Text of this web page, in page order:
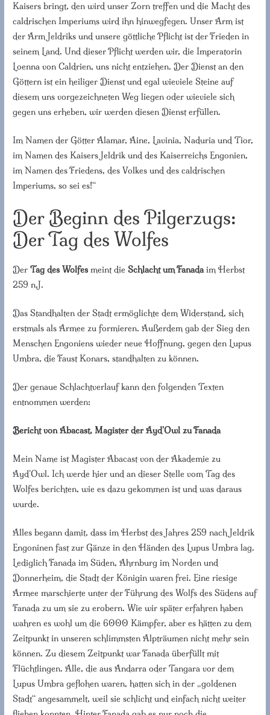
Kaisers bringt, den wird unser Zorn treffen und die Macht des
caldrischen Imperiums wird ihn hinwegfegen. Unser Arm ist
der Arm Jeldriks und unsere göttliche Pflicht ist der Frieden in
seinem Land. Und dieser Pflicht werden wir, die Imperatorin
Loenna von Caldrien, uns nicht entziehen. Der Dienst an den
Göttern ist ein heiliger Dienst und egal wieviele Steine auf
diesem uns vorgezeichneten Weg liegen oder wieviele sich
gegen uns erheben, wir werden diesen Dienst erfüllen.
Im Namen der Götter Alamar, Aine, Lavinia, Naduria und Tior,
im Namen des Kaisers Jeldrik und des Kaiserreichs Engonien,
im Namen des Friedens, des Volkes und des caldrischen
Imperiums, so sei es!“
Der Beginn des Pilgerzugs:
Der Tag des Wolfes
DerTag des Wolfes meint dieSchlacht um Fanadaim Herbst
259 n.J.
Das Standhalten der Stadt ermöglichte dem Widerstand, sich
erstmals als Armee zu formieren. Außerdem gab der Sieg den
Menschen Engoniens wieder neue Hoffnung, gegen den Lupus
Umbra, die Faust Konars, standhalten zu können.
Der genaue Schlachtverlauf kann den folgenden Texten
entnommen werden:
Bericht von Abacast, Magister der Ayd’Owl zu Fanada
Mein Name ist Magister Abacast von der Akademie zu
Ayd’Owl. Ich werde hier und an dieser Stelle vom Tag des
Wolfes berichten, wie es dazu gekommen ist und was daraus
wurde.
Alles begann damit, dass im Herbst des Jahres 259 nach Jeldrik
Engoninen fast zur Gänze in den Händen des Lupus Umbra lag.
Lediglich Fanada im Süden, Ahrnburg im Norden und
Donnerheim, die Stadt der Königin waren frei. Eine riesige
Armee marschierte unter der Führung des Wolfs des Südens auf
Fanada zu um sie zu erobern. Wie wir später erfahren haben
wahren es wohl um die 6000 Kämpfer, aber es hätten zu dem
Zeitpunkt in unseren schlimmsten Alpträumen nicht mehr sein
können. Zu diesem Zeitpunkt war Fanada überfüllt mit
Flüchtlingen. Alle, die aus Andarra oder Tangara vor dem
Lupus Umbra geflohen waren, hatten sich in der „goldenen
Stadt“ angesammelt, weil sie schlicht und einfach nicht weiter